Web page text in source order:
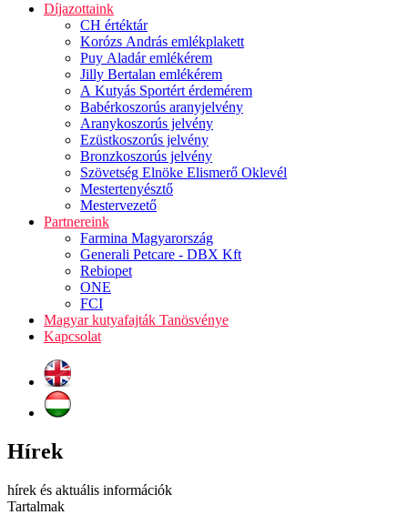
Díjazottaink
CH értéktár
Korózs András emlékplakett
Puy Aladár emlékérem
Jilly Bertalan emlékérem
A Kutyás Sportért érdemérem
Babérkoszorús aranyjelvény
Aranykoszorús jelvény
Ezüstkoszorús jelvény
Bronzkoszorús jelvény
Szövetség Elnöke Elismerő Oklevél
Mestertenyésztő
Mestervezető
Partnereink
Farmina Magyarország
Generali Petcare - DBX Kft
Rebiopet
ONE
FCI
Magyar kutyafajták Tanösvénye
Kapcsolat
Hírek
hírek és aktuális információk
Tartalmak